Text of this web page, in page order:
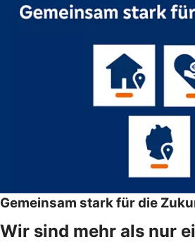
Gemeinsam stark für die
Wir sind mehr als nur